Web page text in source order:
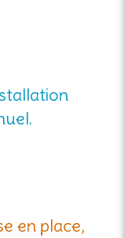
en place,